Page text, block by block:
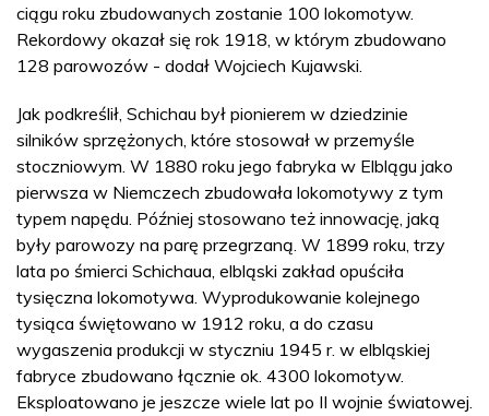
ciągu roku zbudowanych zostanie 100 lokomotyw.
Rekordowy okazał się rok 1918, w którym zbudowano
128 parowozów - dodał Wojciech Kujawski.
Jak podkreślił, Schichau był pionierem w dziedzinie
silników sprzężonych, które stosował w przemyśle
stoczniowym. W 1880 roku jego fabryka w Elblągu jako
pierwsza w Niemczech zbudowała lokomotywy z tym
typem napędu. Później stosowano też innowację, jaką
były parowozy na parę przegrzaną. W 1899 roku, trzy
lata po śmierci Schichaua, elbląski zakład opuściła
tysięczna lokomotywa. Wyprodukowanie kolejnego
tysiąca świętowano w 1912 roku, a do czasu
wygaszenia produkcji w styczniu 1945 r. w elbląskiej
fabryce zbudowano łącznie ok. 4300 lokomotyw.
Eksploatowano je jeszcze wiele lat po II wojnie światowej.